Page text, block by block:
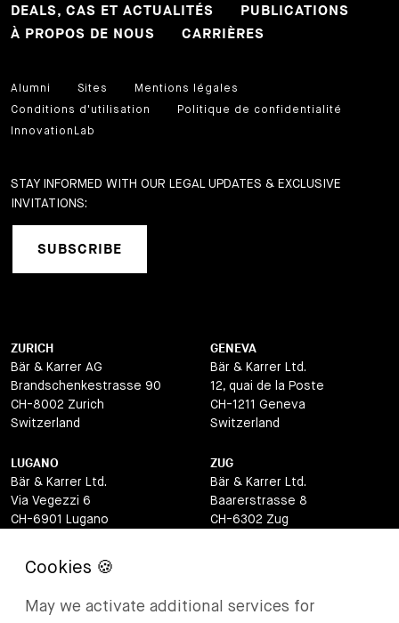
DEALS, CAS ET ACTUALITÉS
PUBLICATIONS
À PROPOS DE NOUS
CARRIÈRES
Alumni Sites
Mentions légales
Conditions d'utilisation
Politique de confidentialité
InnovationLab
STAY INFORMED WITH OUR LEGAL UPDATES & EXCLUSIVE
INVITATIONS:
SUBSCRIBE
ZURICH
Bär & Karrer AG
Brandschenkestrasse 90
CH-8002 Zurich
Switzerland
GENEVA
Bär & Karrer Ltd.
12, quai de la Poste
CH-1211 Geneva
Switzerland
LUGANO
Bär & Karrer Ltd.
Via Vegezzi 6
CH-6901 Lugano
ZUG
Bär & Karrer Ltd.
Baarerstrasse 8
CH-6302 Zug
BASEL
Lange Gasse 47
Via Maistra 2
May we activate additional services for